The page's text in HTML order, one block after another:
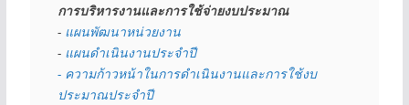
การบริหารงานและการใช้จ่ายงบประมาณ
- แผนพัฒนาหน่วยงาน
- แผนดำเนินงานประจำปี
- ความก้าวหน้าในการดำเนินงานและการใช้งบ
ประมาณประจำปี